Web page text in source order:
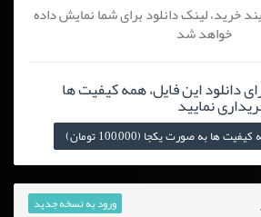
خرید، لینک دانلود برای شما نمایش داده
خواهد شد
دانلود این فایل، همه کیفیت ها
نمایید
ها به صورت یکجا (100,000 تومان)
ورود به نسخه جدید